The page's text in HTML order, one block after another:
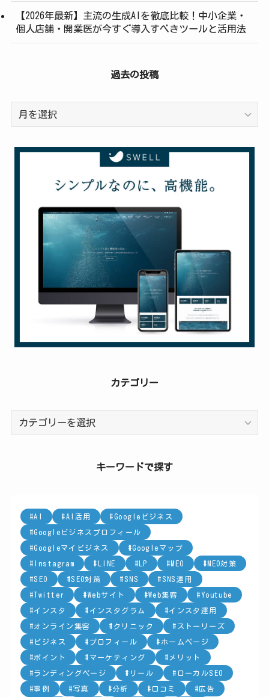
【2026年最新】主流の生成AIを徹底比較！中小企業・
個人店舗・開業医が今すぐ導入すべきツールと活用法
過去の投稿
投
カテゴリー
キーワードで探す
AI AI活用 Googleビジネス
Googleビジネスプロフィール
Googleマイビジネス Googleマップ
Instagram LINE LP MEO MEO対策
SEO SEO対策 SNS SNS運用
Twitter Webサイト Web集客 Youtube
インスタ インスタグラム インスタ運用
オンライン集客 クリニック ストーリーズ
ビジネス プロフィール ホームページ
ポイント マーケティング メリット
ランディングページ リール ローカルSEO
事例 写真 分析 口コミ 広告